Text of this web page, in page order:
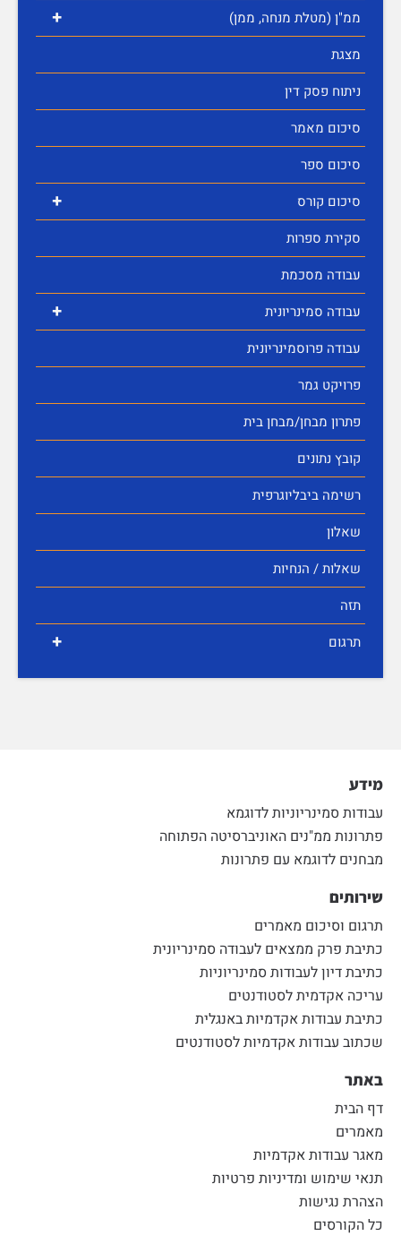
+
ממ"ן (מטלת מנחה, ממן)
מצגת
ניתוח פסק דין
סיכום מאמר
סיכום ספר
+
סיכום קורס
סקירת ספרות
עבודה מסכמת
+
עבודה סמינריונית
עבודה פרוסמינריונית
פרויקט גמר
פתרון מבחן/מבחן בית
קובץ נתונים
רשימה ביבליוגרפית
שאלון
שאלות / הנחיות
תזה
+ תרגום
מידע
עבודות סמינריוניות לדוגמא
פתרונות ממ"נים האוניברסיטה הפתוחה
מבחנים לדוגמא עם פתרונות
שירותים
תרגום וסיכום מאמרים
כתיבת פרק ממצאים לעבודה סמינריונית
כתיבת דיון לעבודות סמינריוניות
עריכה אקדמית לסטודנטים
כתיבת עבודות אקדמיות באנגלית
שכתוב עבודות אקדמיות לסטודנטים
באתר
דף הבית
מאמרים
מאגר עבודות אקדמיות
תנאי שימוש ומדיניות פרטיות
הצהרת נגישות
כל הקורסים